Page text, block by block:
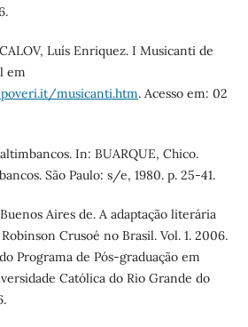
Luís Enriquez. I Musicanti de
em
musicanti.htm. Acesso em: 02
In: BUARQUE, Chico.
São Paulo: s/e, 1980. p. 25-41.
Aires de. A adaptação literária
Crusoé no Brasil. Vol. 1. 2006.
Programa de Pós-graduação em
Católica do Rio Grande do